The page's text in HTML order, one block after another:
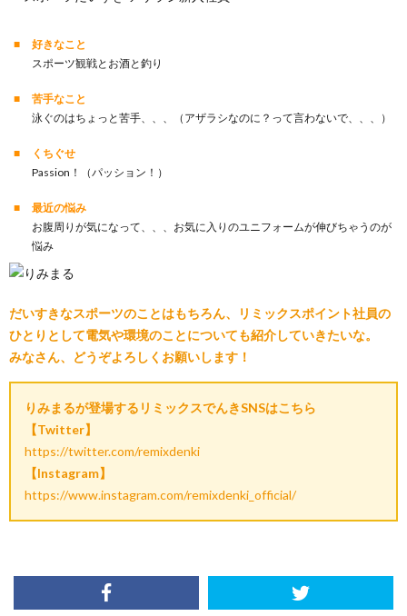
好きなこと
スポーツ観戦とお酒と釣り
苦手なこと
泳ぐのはちょっと苦手、、、（アザラシなのに？って言わないで、、、）
くちぐせ
Passion！（パッション！）
最近の悩み
お腹周りが気になって、、、お気に入りのユニフォームが伸びちゃうのが
悩み
だいすきなスポーツのことはもちろん、リミックスポイント社員の
ひとりとして電気や環境のことについても紹介していきたいな。
みなさん、どうぞよろしくお願いします！
りみまるが登場するリミックスでんきSNSはこちら
【Twitter】
https://twitter.com/remixdenki
【Instagram】
https://www.instagram.com/remixdenki_official/